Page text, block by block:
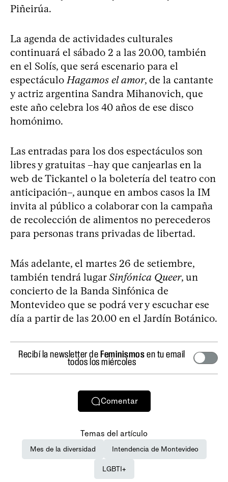
Piñeirúa.
La agenda de actividades culturales
continuará el sábado 2 a las 20.00, también
en el Solís, que será escenario para el
espectáculo Hagamos el amor, de la cantante
y actriz argentina Sandra Mihanovich, que
este año celebra los 40 años de ese disco
homónimo.
Las entradas para los dos espectáculos son
libres y gratuitas –hay que canjearlas en la
web de Tickantel o la boletería del teatro con
anticipación–, aunque en ambos casos la IM
invita al público a colaborar con la campaña
de recolección de alimentos no perecederos
para personas trans privadas de libertad.
Más adelante, el martes 26 de setiembre,
también tendrá lugar Sinfónica Queer, un
concierto de la Banda Sinfónica de
Montevideo que se podrá ver y escuchar ese
día a partir de las 20.00 en el Jardín Botánico.
Recibí la newsletter deFeminismosen tu email
todos los miércoles
Comentar
Temas del artículo
Mes de la diversidad Intendencia de Montevideo
LGBTI+